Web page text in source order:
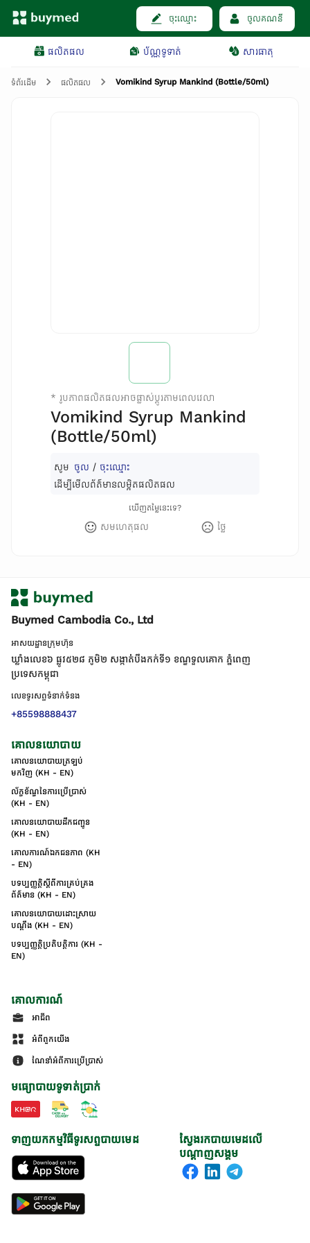
ចុះឈ្មោះ ចូលគណនី
ផលិតផល ប័ណ្ណទូទាត់ សារធាតុ
ទំព័រដើម ផលិតផល Vomikind Syrup Mankind (Bottle/50ml)
* រូបភាពផលិតផលអាចផ្លាស់ប្តូរតាមពេលវេលា
Vomikind Syrup Mankind
(Bottle/50ml)
សូម ចូល / ចុះឈ្មោះ
ដើម្បីមើលព័ត៌មានលម្អិតផលិតផល
ឃើញតម្លៃនេះទេ?
សមហេតុផល ថ្លៃ
Buymed Cambodia Co., Ltd
អាសយដ្ឋានក្រុមហ៊ុន
ឃ្លាំងលេខ៦ ផ្លូវ៥២៨ ភូមិ២ សង្កាត់់បឹងកក់ទី១ ខណ្ឌទួលគោក ភ្នំពេញ
ប្រទេសកម្ពុជា
លេខទូរសព្ទទំនាក់ទំនង
+85598888437
គោលនយោបាយ
គោលនយោបាយត្រឡប់
មកវិញ (KH - EN)
ល័ក្ខខ័ណ្ឌនៃការប្រើប្រាស់
(KH - EN)
គោលនយោបាយដឹកជញ្ជូន
(KH - EN)
គោលការណ៍ឯកជនភាព (KH
- EN)
បទប្បញ្ញត្តិស្តីពីការគ្រប់គ្រង
ព័ត៌មាន (KH - EN)
គោលនយោបាយដោះស្រាយ
បណ្ដឹង (KH - EN)
បទប្បញ្ញត្តិប្រតិបត្តិការ (KH -
EN)
គោលការណ៍
អាជីព
អំពីពួកយើង
ណែនាំអំពីការប្រើប្រាស់
មធ្យោបាយទូទាត់ប្រាក់
ស្វែងរកបាយមេដលើ
បណ្តាញសង្គម
ទាញយកកម្មវិធីទូរសព្ទបាយមេដ